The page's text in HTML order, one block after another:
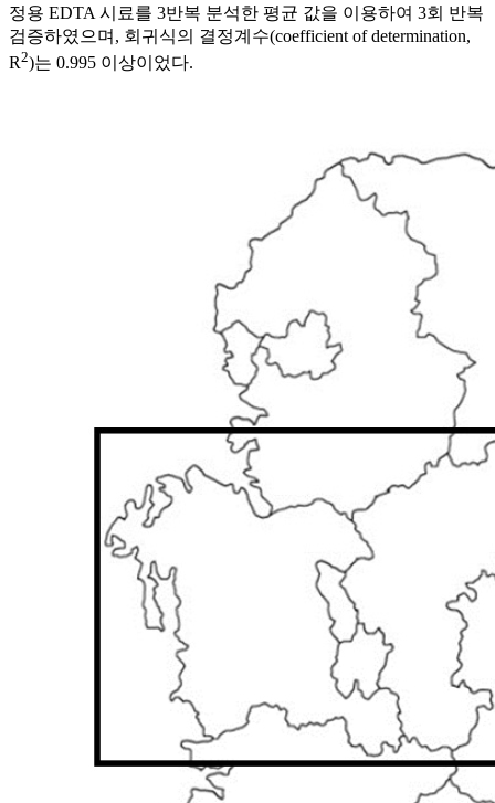
정용 EDTA 시료를 3반복 분석한 평균 값을 이용하여 3회 반복
검증하였으며, 회귀식의 결정계수(coefficient of determination,
R2)는 0.995 이상이었다.